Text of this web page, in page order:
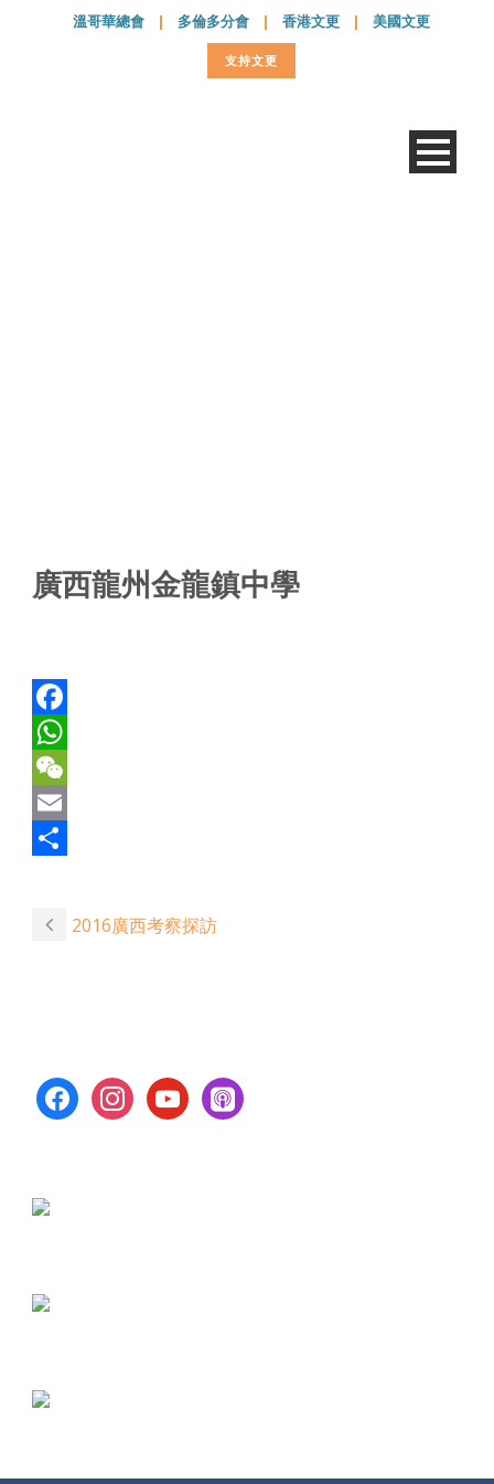
溫哥華總會 | 多倫多分會 | 香港文更 | 美國文更
支持文更
廣西龍州金龍鎮中學
Facebook
WhatsApp
WeChat
Email
2016廣西考察探訪
facebookinstagramyoutubeapple-
podcasts